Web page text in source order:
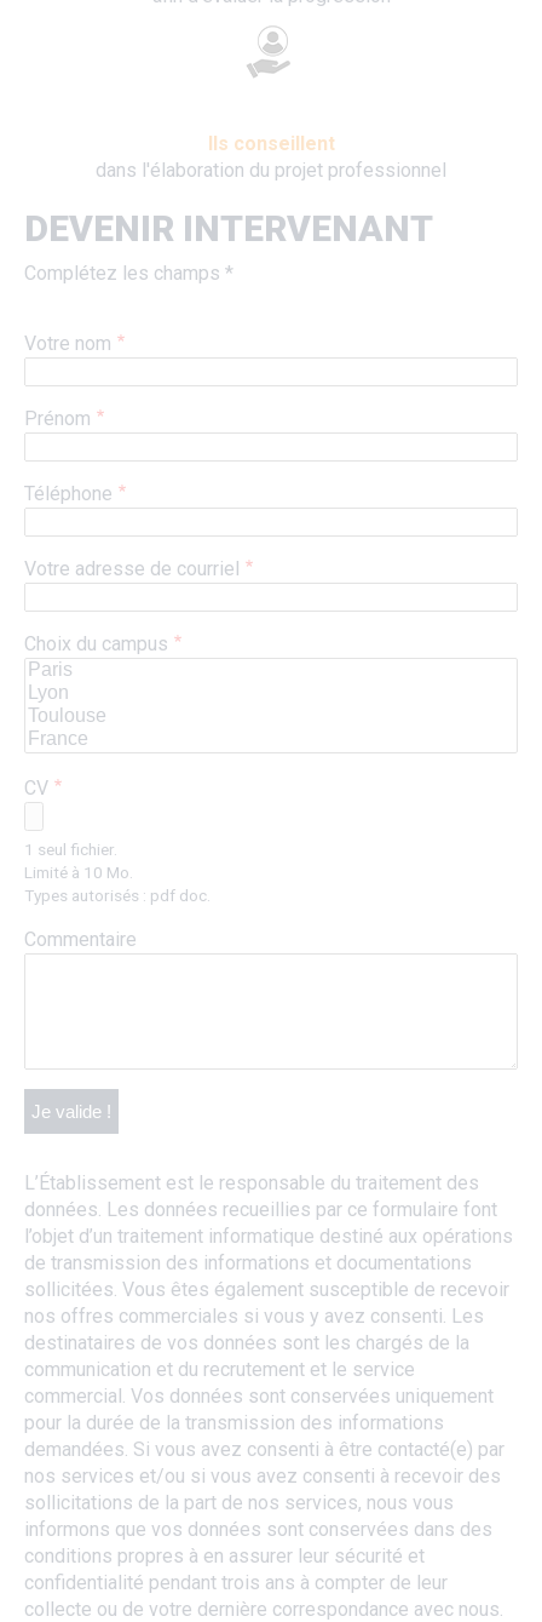
Ils conseillent
dans l'élaboration du projet professionnel
DEVENIR INTERVENANT
Complétez les champs *
Votre nom
Prénom
Téléphone
Votre adresse de courriel
Choix du campus
CV
1 seul fichier.
Limité à 10 Mo.
Types autorisés : pdf doc.
Commentaire
L’Établissement est le responsable du traitement des
données. Les données recueillies par ce formulaire font
l’objet d’un traitement informatique destiné aux opérations
de transmission des informations et documentations
sollicitées. Vous êtes également susceptible de recevoir
nos offres commerciales si vous y avez consenti. Les
destinataires de vos données sont les chargés de la
communication et du recrutement et le service
commercial. Vos données sont conservées uniquement
pour la durée de la transmission des informations
demandées. Si vous avez consenti à être contacté(e) par
nos services et/ou si vous avez consenti à recevoir des
sollicitations de la part de nos services, nous vous
informons que vos données sont conservées dans des
conditions propres à en assurer leur sécurité et
confidentialité pendant trois ans à compter de leur
collecte ou de votre dernière correspondance avec nous.